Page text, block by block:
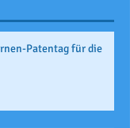
Patentag für die